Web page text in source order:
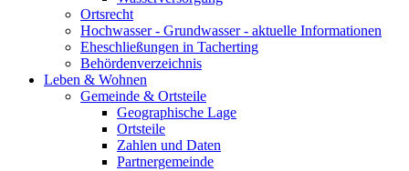
Ortsrecht
Hochwasser - Grundwasser - aktuelle Informationen
Eheschließungen in Tacherting
Behördenverzeichnis
Leben & Wohnen
Gemeinde & Ortsteile
Geographische Lage
Ortsteile
Zahlen und Daten
Partnergemeinde